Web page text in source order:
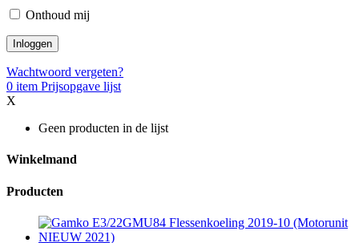
Onthoud mij
Wachtwoord vergeten?
0 item Prijsopgave lijst
X
Geen producten in de lijst
Winkelmand
Producten